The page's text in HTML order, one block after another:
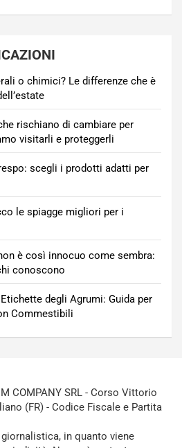
o chimici? Le differenze che è
rischiano di cambiare per
visitarli e proteggerli
scegli i prodotti adatti per
le spiagge migliori per i
è così innocuo come sembra:
conoscono
degli Agrumi: Guida per
Commestibili
COMPANY SRL - Corso Vittorio
(FR) - Codice Fiscale e Partita
in quanto viene